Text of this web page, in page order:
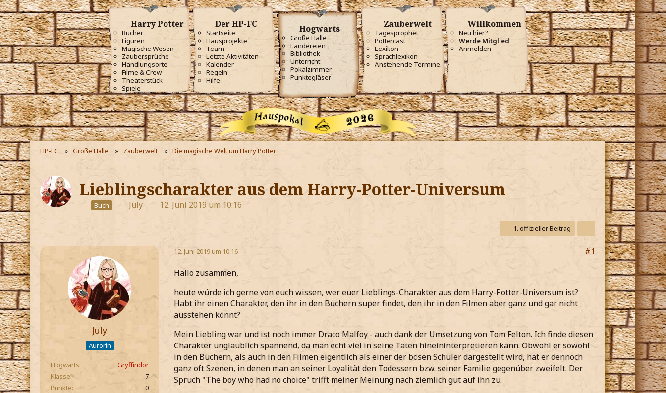
Harry Potter
Bücher
Figuren
Magische Wesen
Zaubersprüche
Handlungsorte
Filme & Crew
Theaterstück
Spiele
Der HP-FC
Startseite
Hausprojekte
Team
Letzte Aktivitäten
Kalender
Regeln
Hilfe
Hogwarts
Große Halle
Ländereien
Bibliothek
Unterricht
Pokalzimmer
Punktegläser
Zauberwelt
Tagesprophet
Pottercast
Lexikon
Sprachlexikon
Anstehende Termine
Willkommen
Neu hier?
Werde Mitglied
Anmelden
HP-FC Große Halle Zauberwelt Die magische Welt um Harry Potter
Lieblingscharakter aus dem Harry-Potter-Universum
Buch July 12. Juni 2019 um 10:16
1. offizieller Beitrag
July
Aurorin
Hogwarts
Gryffindor
Klasse
7
Punkte
0
12. Juni 2019 um 10:16
#1
Hallo zusammen,
heute würde ich gerne von euch wissen, wer euer Lieblings-Charakter aus dem Harry-Potter-Universum ist?
Habt ihr einen Charakter, den ihr in den Büchern super findet, den ihr in den Filmen aber ganz und gar nicht
ausstehen könnt?
Mein Liebling war und ist noch immer Draco Malfoy - auch dank der Umsetzung von Tom Felton. Ich finde diesen
Charakter unglaublich spannend, da man echt viel in seine Taten hineininterpretieren kann. Obwohl er sowohl
in den Büchern, als auch in den Filmen eigentlich als einer der bösen Schüler dargestellt wird, hat er dennoch
ganz oft Szenen, in denen man an seiner Loyalität den Todessern bzw. seiner Familie gegenüber zweifelt. Der
Spruch "The boy who had no choice" trifft meiner Meinung nach ziemlich gut auf ihn zu.